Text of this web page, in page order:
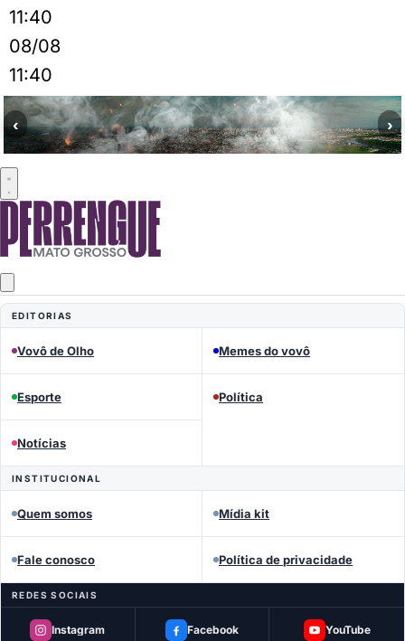
11:40
08/08
11:40
‹ ›
EDITORIAS
Vovô de Olho Memes do vovô
Esporte Política
Notícias
INSTITUCIONAL
Quem somos Mídia kit
Fale conosco Política de privacidade
REDES SOCIAIS
Instagram Facebook YouTube